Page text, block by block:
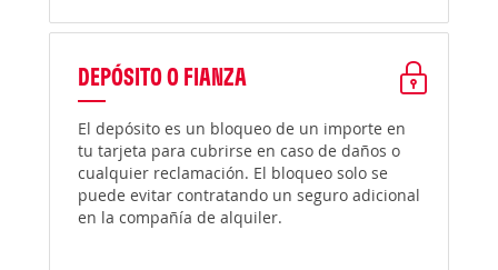
DEPÓSITO O FIANZA
El depósito es un bloqueo de un importe en
tu tarjeta para cubrirse en caso de daños o
cualquier reclamación. El bloqueo solo se
puede evitar contratando un seguro adicional
en la compañía de alquiler.